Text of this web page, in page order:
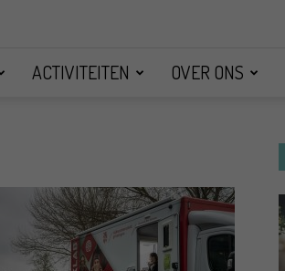
ACTIVITEITEN OVER ONS